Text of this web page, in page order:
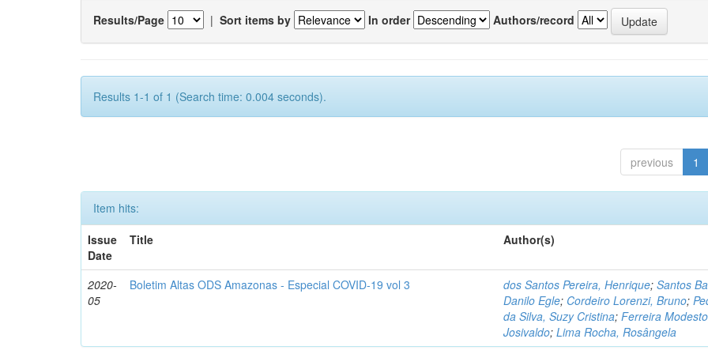
Results/Page | Sort items by In order Authors/record
Results 1-1 of 1 (Search time: 0.004 seconds).
previous 1
Item hits:
Issue
Date
Title Author(s)
2020-
05
Boletim Altas ODS Amazonas - Especial COVID-19 vol 3 dos Santos Pereira, Henrique;Santos
Danilo Egle; Cordeiro Lorenzi, Bruno;
da Silva, Suzy Cristina;Ferreira
Josivaldo;Lima Rocha, Rosângela